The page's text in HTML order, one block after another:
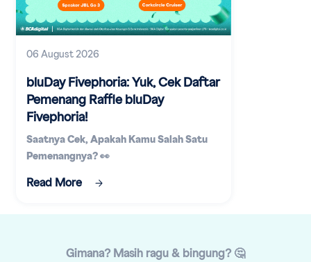
06 August 2026
bluDay Fivephoria: Yuk, Cek Daftar
Pemenang Raffle bluDay
Fivephoria!
Saatnya Cek, Apakah Kamu Salah Satu
Pemenangnya? 👀
Read More
Gimana? Masih ragu & bingung? 🤔